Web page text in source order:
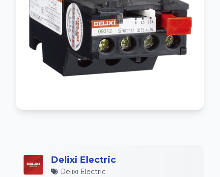
Delixi Electric
Delixi Electric